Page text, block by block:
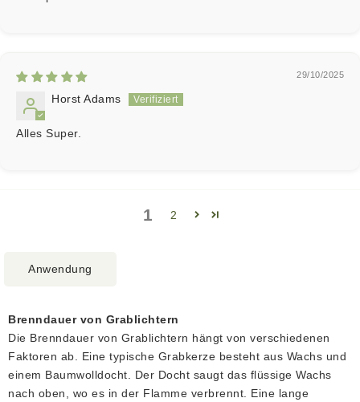
29/10/2025
Horst Adams
Alles Super.
1 2
Anwendung
Brenndauer von Grablichtern
Die Brenndauer von Grablichtern hängt von verschiedenen
Faktoren ab. Eine typische Grabkerze besteht aus Wachs und
einem Baumwolldocht. Der Docht saugt das flüssige Wachs
nach oben, wo es in der Flamme verbrennt. Eine lange